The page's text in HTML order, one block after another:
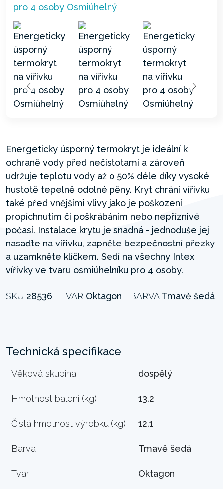
Energeticky úsporný termokryt je ideální k
ochraně vody před nečistotami a zároveň
udržuje teplotu vody až o 50% déle díky vysoké
hustotě tepelně odolné pěny. Kryt chrání vířivku
také před vnějšími vlivy jako je poškození
propíchnutím či poškrábáním nebo nepříznivé
počasí. Instalace krytu je snadná - jednoduše jej
nasaďte na vířivku, zapněte bezpečnostní přezky
a uzamkněte klíčkem. Sedí na všechny Intex
vířivky ve tvaru osmiúhelníku pro 4 osoby.
SKU 28536 TVAR Oktagon BARVA Tmavě šedá
Technická specifikace
Věková skupina dospělý
Hmotnost balení (kg) 13.2
Čistá hmotnost výrobku (kg) 12.1
Barva Tmavě šedá
Tvar Oktagon